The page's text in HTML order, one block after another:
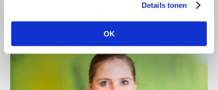
Details tonen
OK